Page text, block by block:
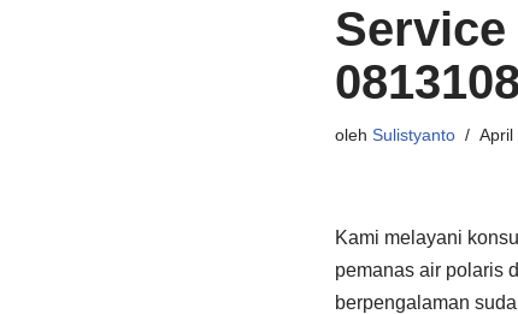
oleh Sulistyanto April
Kami melayani
pemanas air polaris
berpengalaman